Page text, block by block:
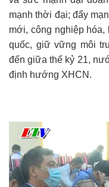
mạnh thời đại; đẩy
mới, công nghiệp
quốc, giữ vững môi
đến giữa thế kỷ 21,
định hướng XHCN.